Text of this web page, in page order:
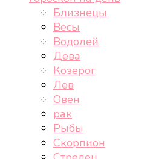
Близнецы
Весы
Водолей
Дева
Козерог
Лев
Овен
рак
Рыбы
Скорпион